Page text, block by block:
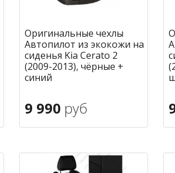
Оригинальные чехлы
Автопилот из экокожи на
сиденья Kia Cerato 2
(2009-2013), чёрные +
синий
9 990 руб